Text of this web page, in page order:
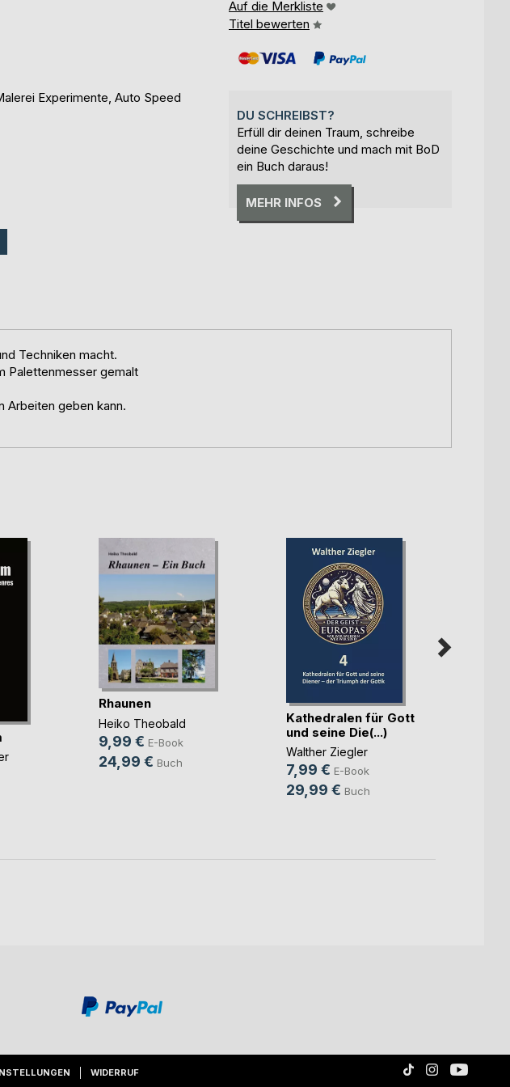
Experimente, Auto Speed
Auf die Merkliste
Titel bewerten
DU SCHREIBST?
Erfüll dir deinen Traum, schreibe
deine Geschichte und mach mit BoD
ein Buch daraus!
MEHR INFOS
Techniken macht.
Palettenmesser gemalt
Arbeiten geben kann.
Rhaunen
Heiko Theobald
9,99 € E-Book
24,99 € Buch
Kathedralen für Gott
und seine Die(...)
Walther Ziegler
7,99 € E-Book
29,99 € Buch
WIDERRUF